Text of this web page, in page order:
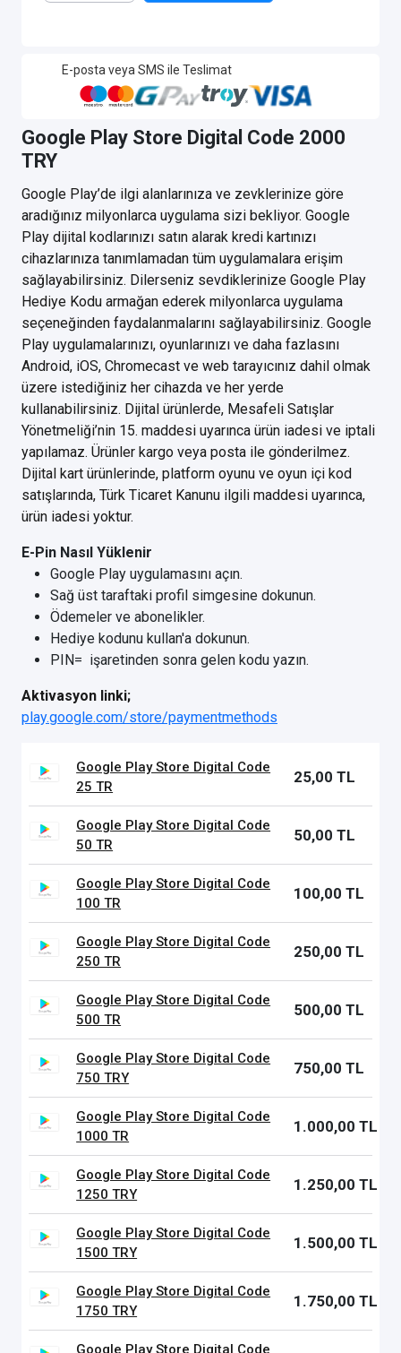
E-posta veya SMS ile Teslimat
Google Play Store Digital Code 2000
TRY
Google Play’de ilgi alanlarınıza ve zevklerinize göre
aradığınız milyonlarca uygulama sizi bekliyor. Google
Play dijital kodlarınızı satın alarak kredi kartınızı
cihazlarınıza tanımlamadan tüm uygulamalara erişim
sağlayabilirsiniz. Dilerseniz sevdiklerinize Google Play
Hediye Kodu armağan ederek milyonlarca uygulama
seçeneğinden faydalanmalarını sağlayabilirsiniz. Google
Play uygulamalarınızı, oyunlarınızı ve daha fazlasını
Android, iOS, Chromecast ve web tarayıcınız dahil olmak
üzere istediğiniz her cihazda ve her yerde
kullanabilirsiniz. Dijital ürünlerde, Mesafeli Satışlar
Yönetmeliği’nin 15. maddesi uyarınca ürün iadesi ve iptali
yapılamaz. Ürünler kargo veya posta ile gönderilmez.
Dijital kart ürünlerinde, platform oyunu ve oyun içi kod
satışlarında, Türk Ticaret Kanunu ilgili maddesi uyarınca,
ürün iadesi yoktur.
E-Pin Nasıl Yüklenir
Google Play uygulamasını açın.
Sağ üst taraftaki profil simgesine dokunun.
Ödemeler ve abonelikler.
Hediye kodunu kullan'a dokunun.
PIN= işaretinden sonra gelen kodu yazın.
Aktivasyon linki;
play.google.com/store/paymentmethods
Google Play Store Digital Code
25 TR
25,00 TL
Google Play Store Digital Code
50 TR
50,00 TL
Google Play Store Digital Code
100 TR
100,00 TL
Google Play Store Digital Code
250 TR
250,00 TL
Google Play Store Digital Code
500 TR
500,00 TL
Google Play Store Digital Code
750 TRY
750,00 TL
Google Play Store Digital Code
1000 TR
1.000,00 TL
Google Play Store Digital Code
1250 TRY
1.250,00 TL
Google Play Store Digital Code
1500 TRY
1.500,00 TL
Google Play Store Digital Code
1750 TRY
1.750,00 TL
Google Play Store Digital Code